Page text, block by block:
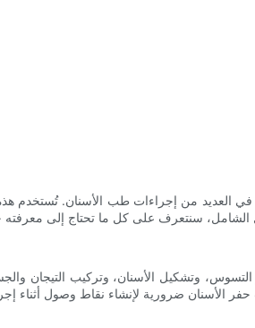
من إجراءات طب الأسنان. تُستخدم هذه
وتشكيل الأسنان، وتركيب التيجان